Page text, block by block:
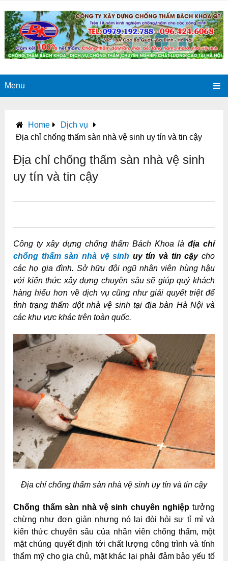
Menu
Home
Dịch vụ
Địa chỉ chống thấm sàn nhà vệ sinh uy tín và tin cậy
Địa chỉ chống thấm sàn nhà vệ sinh
uy tín và tin cậy
Công ty xây dựng chống thấm Bách Khoa là địa chỉ
chống thấm sàn nhà vệ sinh uy tín và tin cậycho
các họ gia đình. Sở hữu đội ngũ nhân viên hùng hậu
với kiến thức xây dựng chuyên sâu sẽ giúp quý khách
hàng hiểu hơn về dịch vụ cũng như giải quyết triệt để
tình trạng thấm dột nhà vệ sinh tại địa bàn Hà Nội và
các khu vực khác trên toàn quốc.
Địa chỉ chống thấm sàn nhà vệ sinh uy tín và tin cậy
Chống thấm sàn nhà vệ sinh chuyên nghiệp tưởng
chừng như đơn giản nhưng nó lại đòi hỏi sự tỉ mỉ và
kiến thức chuyên sâu của nhân viên chống thấm, một
mặt chúng quyết định tới chất lượng công trình và tính
thẩm mỹ cho gia chủ, mặt khác lại phải đảm bảo yếu tố